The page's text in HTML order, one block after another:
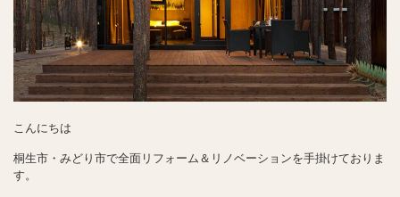
こんにちは
桐生市・みどり市で全面リフォーム＆リノベーションを手掛けておりま
す。